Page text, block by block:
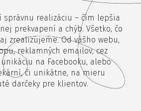
správnu realizáciu – čím lepšia
prekvapení a chýb. Všetko, čo
zrealizujeme. Od vášho webu,
reklamných emailov, cez
na Facebooku, alebo
či unikátne, na mieru
darčeky pre klientov.